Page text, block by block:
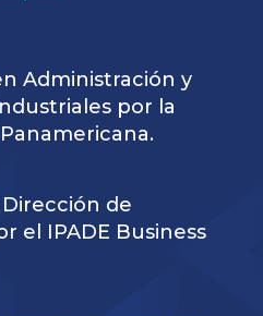
Administración y
por la
de
el IPADE Business